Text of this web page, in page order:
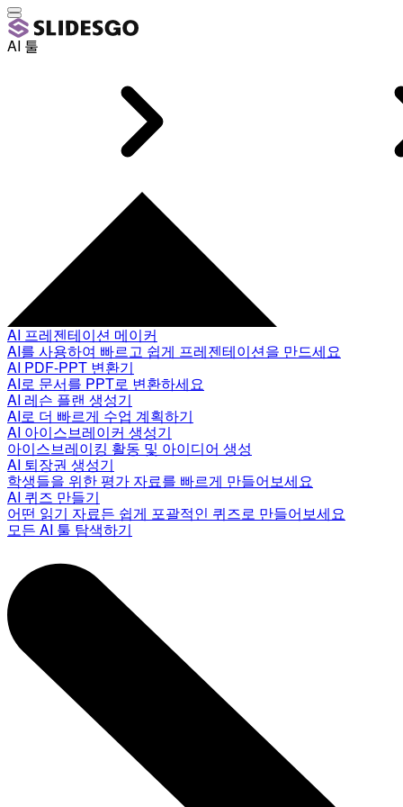
AI 툴
AI 프레젠테이션 메이커
AI를 사용하여 빠르고 쉽게 프레젠테이션을 만드세요
AI PDF-PPT 변환기
AI로 문서를 PPT로 변환하세요
AI 레슨 플랜 생성기
AI로 더 빠르게 수업 계획하기
AI 아이스브레이커 생성기
아이스브레이킹 활동 및 아이디어 생성
AI 퇴장권 생성기
학생들을 위한 평가 자료를 빠르게 만들어보세요
AI 퀴즈 만들기
어떤 읽기 자료든 쉽게 포괄적인 퀴즈로 만들어보세요
모든 AI 툴 탐색하기